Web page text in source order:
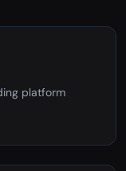
platform